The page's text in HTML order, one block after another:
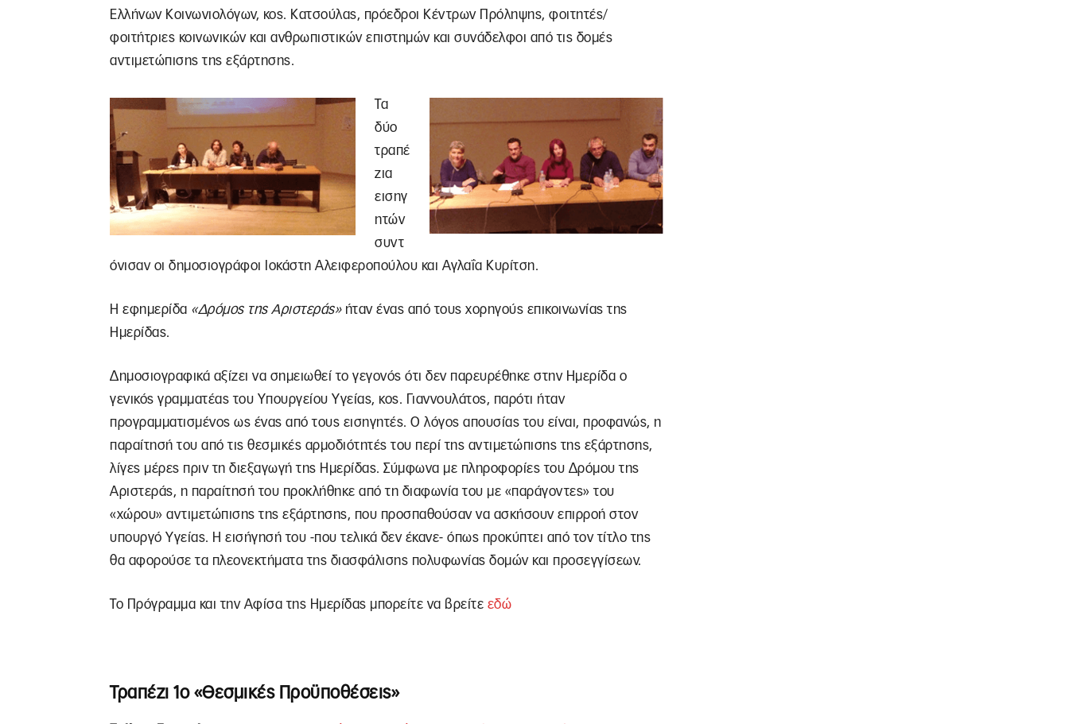
Ελλήνων Κοινωνιολόγων, κος. Κατσούλας, πρόεδροι Κέντρων Πρόληψης, φοιτητές/
φοιτήτριες κοινωνικών και ανθρωπιστικών επιστημών και συνάδελφοι από τις δομές
αντιμετώπισης της εξάρτησης.
Τα
δύο
τραπέ
ζια
εισηγ
ητών
συντ
όνισαν οι δημοσιογράφοι Ιοκάστη Αλειφεροπούλου και Αγλαΐα Κυρίτση.
Η εφημερίδα «Δρόμος της Αριστεράς»ήταν ένας από τους χορηγούς επικοινωνίας της
Ημερίδας.
Δημοσιογραφικά αξίζει να σημειωθεί το γεγονός ότι δεν παρευρέθηκε στην Ημερίδα ο
γενικός γραμματέας του Υπουργείου Υγείας, κος. Γιαννουλάτος, παρότι ήταν
προγραμματισμένος ως ένας από τους εισηγητές. Ο λόγος απουσίας του είναι, προφανώς, η
παραίτησή του από τις θεσμικές αρμοδιότητές του περί της αντιμετώπισης της εξάρτησης,
λίγες μέρες πριν τη διεξαγωγή της Ημερίδας. Σύμφωνα με πληροφορίες του Δρόμου της
Αριστεράς, η παραίτησή του προκλήθηκε από τη διαφωνία του με «παράγοντες» του
«χώρου» αντιμετώπισης της εξάρτησης, που προσπαθούσαν να ασκήσουν επιρροή στον
υπουργό Υγείας. Η εισήγησή του -που τελικά δεν έκανε- όπως προκύπτει από τον τίτλο της
θα αφορούσε τα πλεονεκτήματα της διασφάλισης πολυφωνίας δομών και προσεγγίσεων.
Το Πρόγραμμα και την Αφίσα της Ημερίδας μπορείτε να βρείτε εδώ
Τραπέζι 1ο «Θεσμικές Προϋποθέσεις»